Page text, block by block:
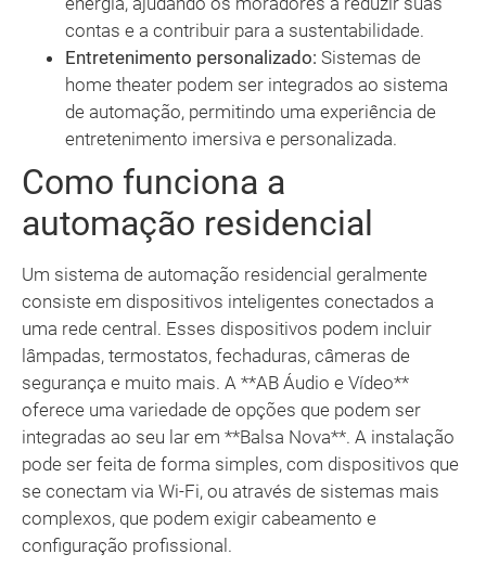
contas e a contribuir para a sustentabilidade.
Entretenimento personalizado: Sistemas de
home theater podem ser integrados ao sistema
de automação, permitindo uma experiência de
entretenimento imersiva e personalizada.
Como funciona a
automação residencial
Um sistema de automação residencial geralmente
consiste em dispositivos inteligentes conectados a
uma rede central. Esses dispositivos podem incluir
lâmpadas, termostatos, fechaduras, câmeras de
segurança e muito mais. A **AB Áudio e Vídeo**
oferece uma variedade de opções que podem ser
integradas ao seu lar em **Balsa Nova**. A instalação
pode ser feita de forma simples, com dispositivos que
se conectam via Wi-Fi, ou através de sistemas mais
complexos, que podem exigir cabeamento e
configuração profissional.